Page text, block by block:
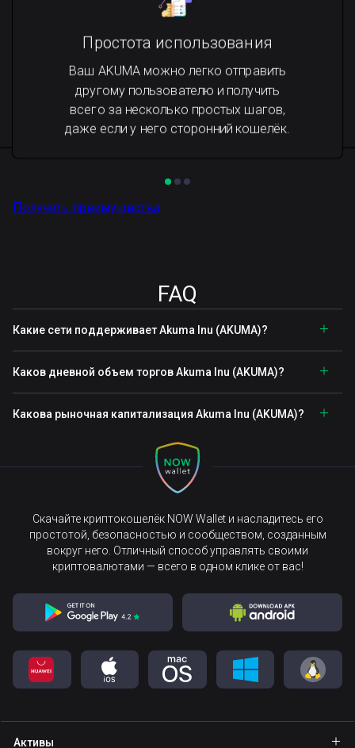
Простота использования
Ваш AKUMA можно легко отправить
другому пользователю и получить
всего за несколько простых шагов,
даже если у него сторонний кошелёк.
Получить преимущества
FAQ
Какие сети поддерживает Akuma Inu (AKUMA)?
Каков дневной объем торгов Akuma Inu (AKUMA)?
Какова рыночная капитализация Akuma Inu (AKUMA)?
Скачайте криптокошелёк NOW Wallet и насладитесь его
простотой, безопасностью и сообществом, созданным
вокруг него. Отличный способ управлять своими
криптовалютами — всего в одном клике от вас!
Активы